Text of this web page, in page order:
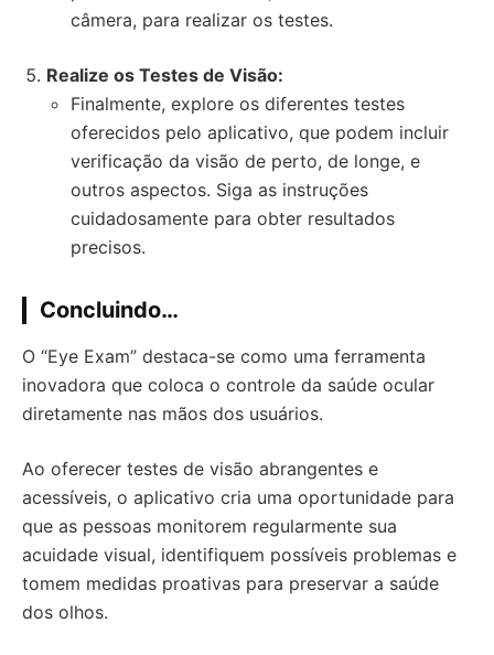
câmera, para realizar os testes.
Realize os Testes de Visão:
Finalmente, explore os diferentes testes
oferecidos pelo aplicativo, que podem incluir
verificação da visão de perto, de longe, e
outros aspectos. Siga as instruções
cuidadosamente para obter resultados
precisos.
Concluindo…
O “Eye Exam” destaca-se como uma ferramenta
inovadora que coloca o controle da saúde ocular
diretamente nas mãos dos usuários.
Ao oferecer testes de visão abrangentes e
acessíveis, o aplicativo cria uma oportunidade para
que as pessoas monitorem regularmente sua
acuidade visual, identifiquem possíveis problemas e
tomem medidas proativas para preservar a saúde
dos olhos.